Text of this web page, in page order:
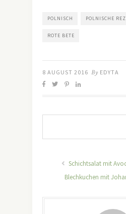
POLNISCH POLNISCHE
ROTE BETE
8 AUGUST 2016 By EDYTA
Schichtsalat mit
Blechkuchen mit